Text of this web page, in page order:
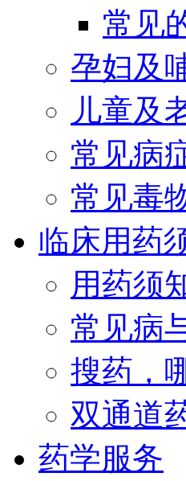
常见
孕妇及
儿童及
常见病
常见毒
临床用药
用药须
常见病
搜药，
双通道
药学服务